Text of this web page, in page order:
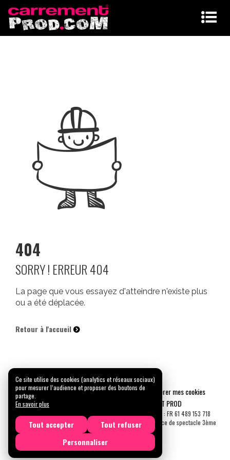
404
SORRY ! ERREUR 404
La page que vous essayez d'atteindre n'existe plus
ou a été déplacée.
Retour à l'accueil
Mentions légales Confidentialité
Gérer mes cookies
Tous droits réservés © 2026 |
CARREMENT PROD
N° SIRET : 489 153 718 00031 - APE : 9001 Z - N° TVA Int. : FR 61 489 153 718
Licence de spectacle 2ème catégorie N°2-1048153 - Licence de spectacle 3ème
catégorie N°3-1048152
Ce site utilise des cookies (analytics et réseaux sociaux)
pour mesurer l’audience et proposer des boutons de
partage.
En savoir plus
Tout accepter
Tout refuser
Personnaliser